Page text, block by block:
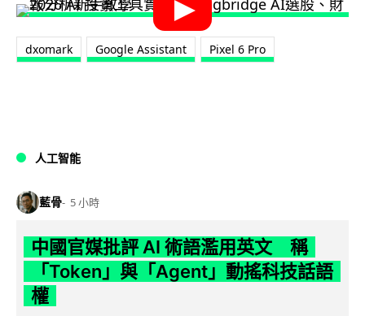
dxomark Google Assistant Pixel 6 Pro
人工智能
藍骨 5 小時
中國官媒批評 AI 術語濫用英文 稱
「Token」與「Agent」動搖科技話語
權